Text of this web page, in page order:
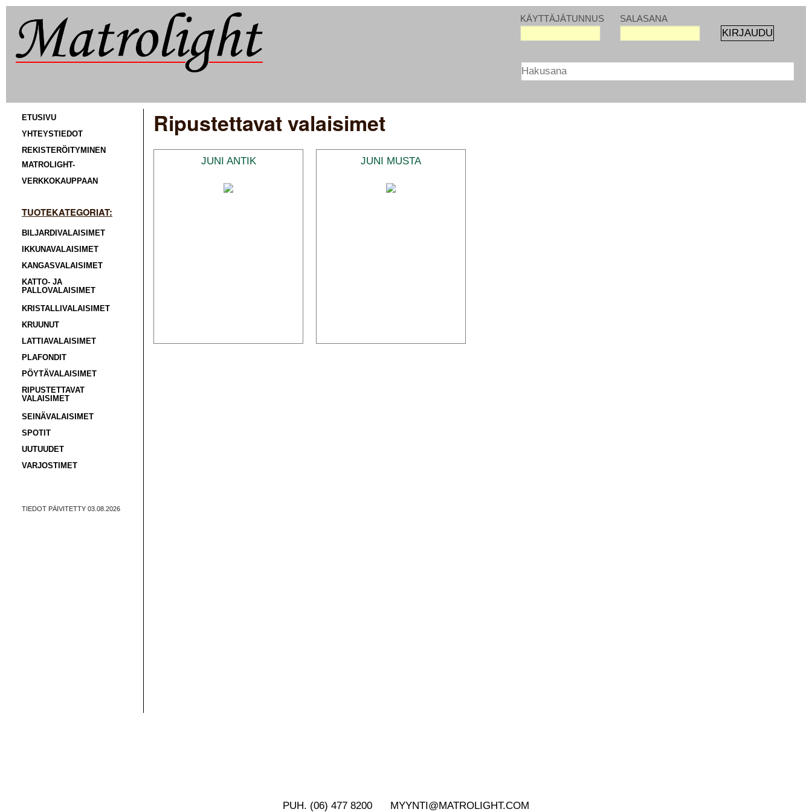
KÄYTTÄJÄTUNNUS SALASANA
ETUSIVU
YHTEYSTIEDOT
REKISTERÖITYMINEN
MATROLIGHT-
VERKKOKAUPPAAN
TUOTEKATEGORIAT:
BILJARDIVALAISIMET
IKKUNAVALAISIMET
KANGASVALAISIMET
KATTO- JA
PALLOVALAISIMET
KRISTALLIVALAISIMET
KRUUNUT
LATTIAVALAISIMET
PLAFONDIT
PÖYTÄVALAISIMET
RIPUSTETTAVAT
VALAISIMET
SEINÄVALAISIMET
SPOTIT
UUTUUDET
VARJOSTIMET
TIEDOT PÄIVITETTY 03.08.2026
Ripustettavat valaisimet
JUNI ANTIK JUNI MUSTA
PUH. (06) 477 8200 MYYNTI@MATROLIGHT.COM